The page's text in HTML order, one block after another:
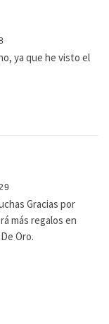
ya que he visto el
Gracias por
más regalos en
Oro.